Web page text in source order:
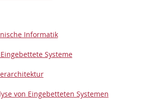
In­for­matik
Sys­teme
von Einge­bet­teten Sys­te­men